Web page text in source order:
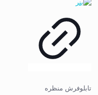
تابلوفرش منظره